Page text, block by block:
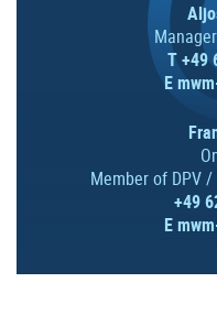
T +49
E
Member of DPV
+49
E